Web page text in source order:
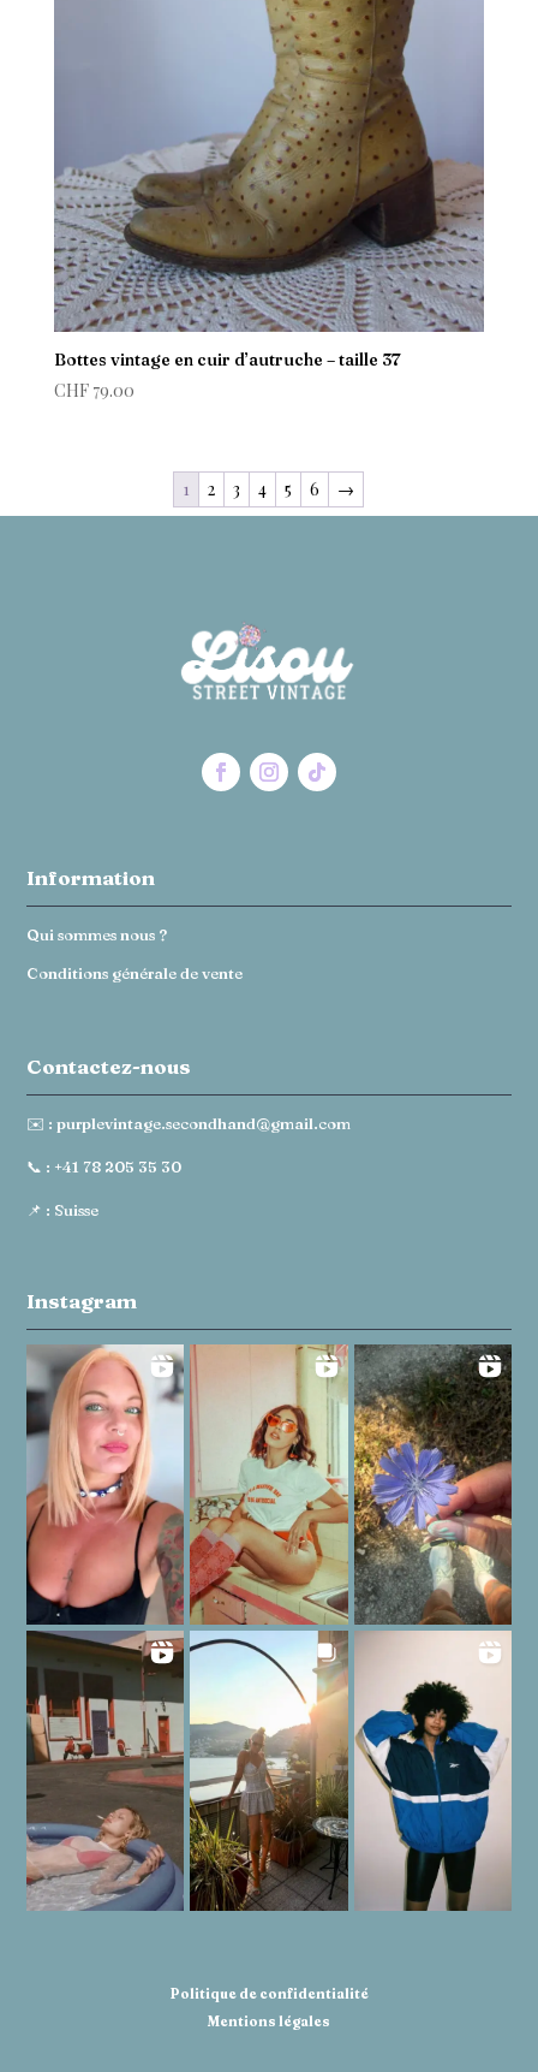
Bottes vintage en cuir d’autruche – taille 37
CHF79.00
1 2 3 4 5 6 →
Information
Qui sommes nous ?
Conditions générale de vente
Contactez-nous
✉️ :purplevintage.secondhand@gmail.com
📞 : +41 78 205 35 30
📌 : Suisse
Instagram
Politique de confidentialité
Mentions légales